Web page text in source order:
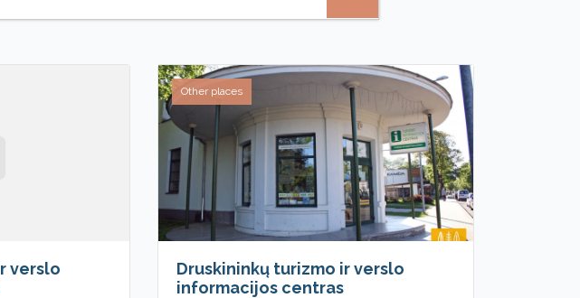
verslo
Other places
Druskininkų turizmo ir verslo
informacijos centras